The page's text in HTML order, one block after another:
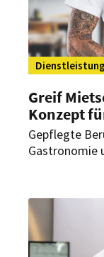
Dienstleistung
Greif
Konzept
Gepflegte
Gastronomie
Rundum-
und